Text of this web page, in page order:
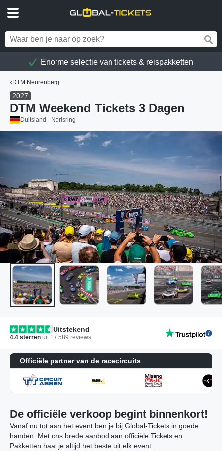
Enorme selectie van tickets & reispakketten
DTM Neurenberg
2027
DTM Weekend Tickets 3 Dagen
Duitsland - Norisring
Uitstekend
4.4 sterren uit 17.589 reviews
Officiële partner van de racecircuits
De officiële verkoop begint binnenkort!
Vanaf nu tot aan het event ben je bij Global-Tickets in goede
handen. Met ons brede aanbod aan officiële Tickets en
Pakketten haal je altijd het beste uit elk event.